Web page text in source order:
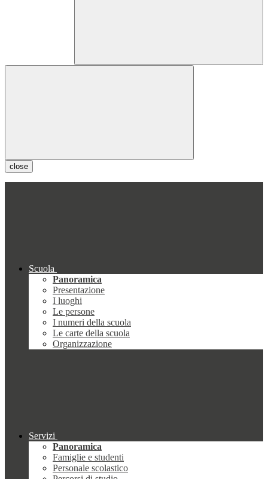
close
Scuola
Panoramica
Presentazione
I luoghi
Le persone
I numeri della scuola
Le carte della scuola
Organizzazione
Servizi
Panoramica
Famiglie e studenti
Personale scolastico